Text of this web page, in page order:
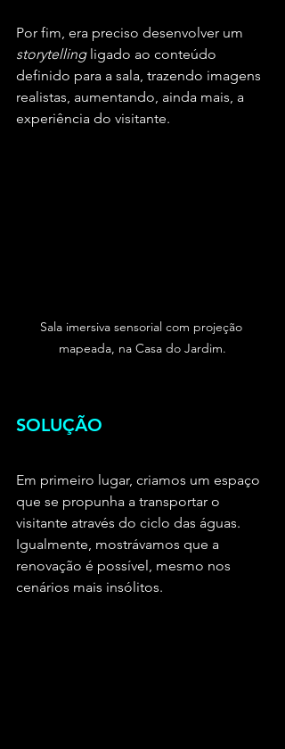
Por fim, era preciso desenvolver um
storytelling ligado ao conteúdo
definido para a sala, trazendo imagens
realistas, aumentando, ainda mais, a
experiência do visitante.
Sala imersiva sensorial com projeção
mapeada, na Casa do Jardim.
SOLUÇÃO
Em primeiro lugar, criamos um espaço
que se propunha a transportar o
visitante através do ciclo das águas.
Igualmente, mostrávamos que a
renovação é possível, mesmo nos
cenários mais insólitos.